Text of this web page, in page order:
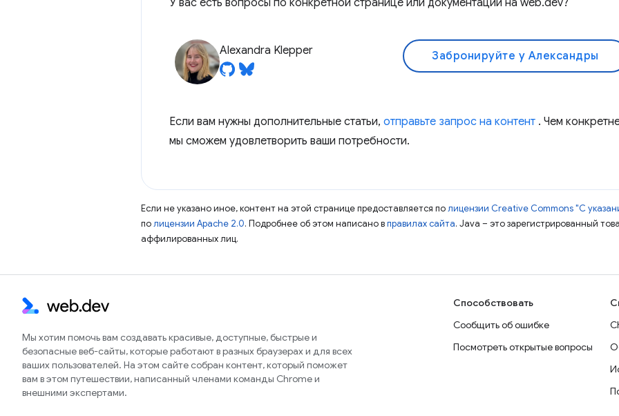
У вас есть вопросы по конкретной странице или документации на web.dev?
Alexandra Klepper Забронируйте у Александры
Если вам нужны дополнительные статьи, отправьте запрос на контент . Чем
мы сможем удовлетворить ваши потребности.
Если не указано иное, контент на этой странице предоставляется полицензии Creative Commons "С
полицензии Apache 2.0. Подробнее об этом написано вправилах сайта. Java – это зарегистрированный
аффилированных лиц.
Мы хотим помочь вам создавать красивые, доступные, быстрые и
безопасные веб-сайты, которые работают в разных браузерах и для всех
ваших пользователей. На этом сайте собран контент, который поможет
вам в этом путешествии, написанный членами команды Chrome и
внешними экспертами.
Способствовать
Сообщить об ошибке
Посмотреть открытые вопросы